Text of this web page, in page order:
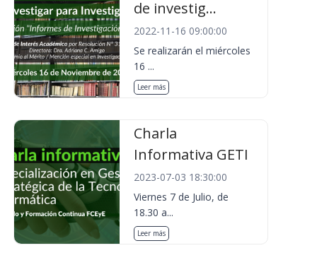
de investig...
2022-11-16 09:00:00
Se realizarán el miércoles
16 ...
Leer más
Charla
Informativa GETI
2023-07-03 18:30:00
Viernes 7 de Julio, de
18.30 a...
Leer más